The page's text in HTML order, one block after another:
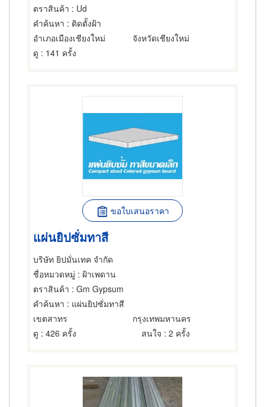
ตราสินค้า : Ud
คำค้นหา : ติดตั้งฝ้า
อำเภอเมืองเชียงใหม่
จังหวัดเชียงใหม่
ดู : 141 ครั้ง
ขอใบเสนอราคา
แผ่นยิปซั่มทาสี
บริษัท ยิปมั่นเทค จำกัด
ชื่อหมวดหมู่ : ฝ้าเพดาน
ตราสินค้า : Gm Gypsum
คำค้นหา : แผ่นยิปซั่มทาสี
เขตสาทร
กรุงเทพมหานคร
ดู : 426 ครั้ง สนใจ : 2 ครั้ง